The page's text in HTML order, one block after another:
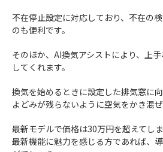
不在停止設定に対応しており、不在の
のも便利です。
そのほか、AI換気アシストにより、上
してくれます。
換気を始めるときに設定した排気窓に
よどみが残らないように空気をかき混
最新モデルで価格は30万円を超えてし
最新機能に魅力を感じる方であれば、